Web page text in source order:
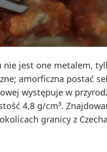
nie jest one metalem,
amorficzna postać
występuje w
4,8 g/cm³.
granicy z